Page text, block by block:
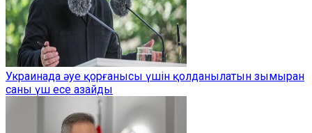
Украинада әуе қорғанысы үшін қолданылатын зымыран
саны үш есе азайды